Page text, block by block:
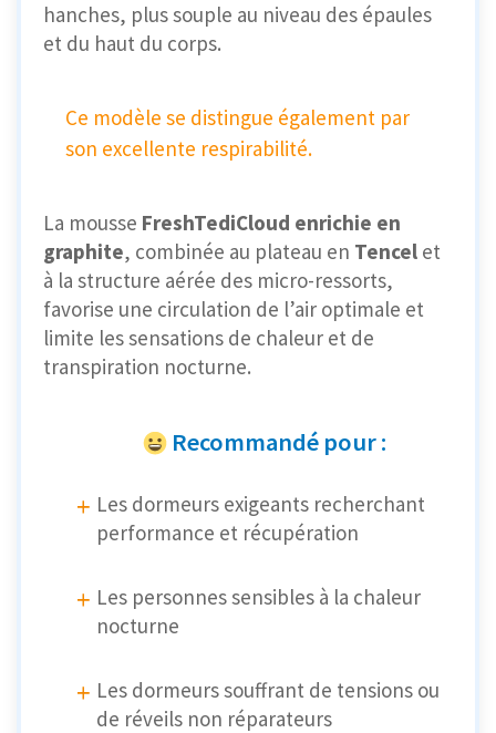
hanches, plus souple au niveau des épaules
et du haut du corps.
Ce modèle se distingue également par
son excellente respirabilité.
La mousse FreshTediCloud enrichie en
graphite, combinée au plateau en Tencel et
à la structure aérée des micro-ressorts,
favorise une circulation de l’air optimale et
limite les sensations de chaleur et de
transpiration nocturne.
Recommandé pour :
Les dormeurs exigeants recherchant
performance et récupération
Les personnes sensibles à la chaleur
nocturne
Les dormeurs souffrant de tensions ou
de réveils non réparateurs